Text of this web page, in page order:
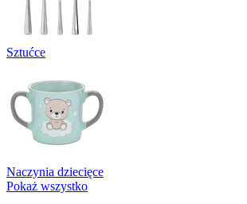
Sztućce
Naczynia dziecięce
Pokaż wszystko